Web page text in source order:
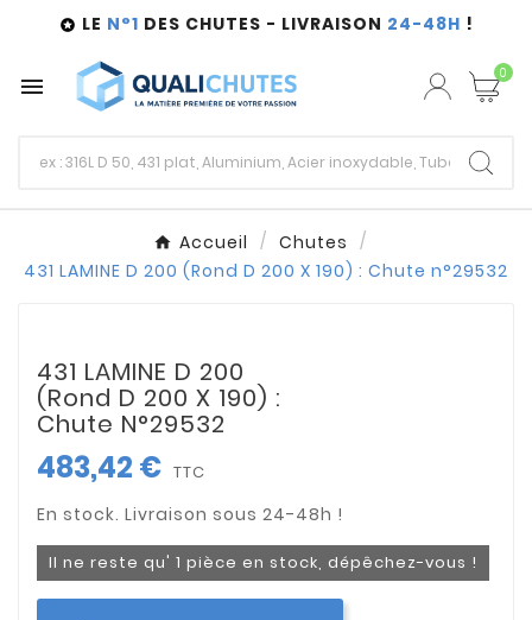
 LE N°1 DES CHUTES - LIVRAISON 24-48H !
 0
Accueil
Chutes
431 LAMINE D 200 (Rond D 200 X 190) : Chute n°29532
431 LAMINE D 200
(Rond D 200 X 190) :
Chute N°29532
483,42 € TTC
Il ne reste qu' 1 pièce en stock, dépêchez-vous !